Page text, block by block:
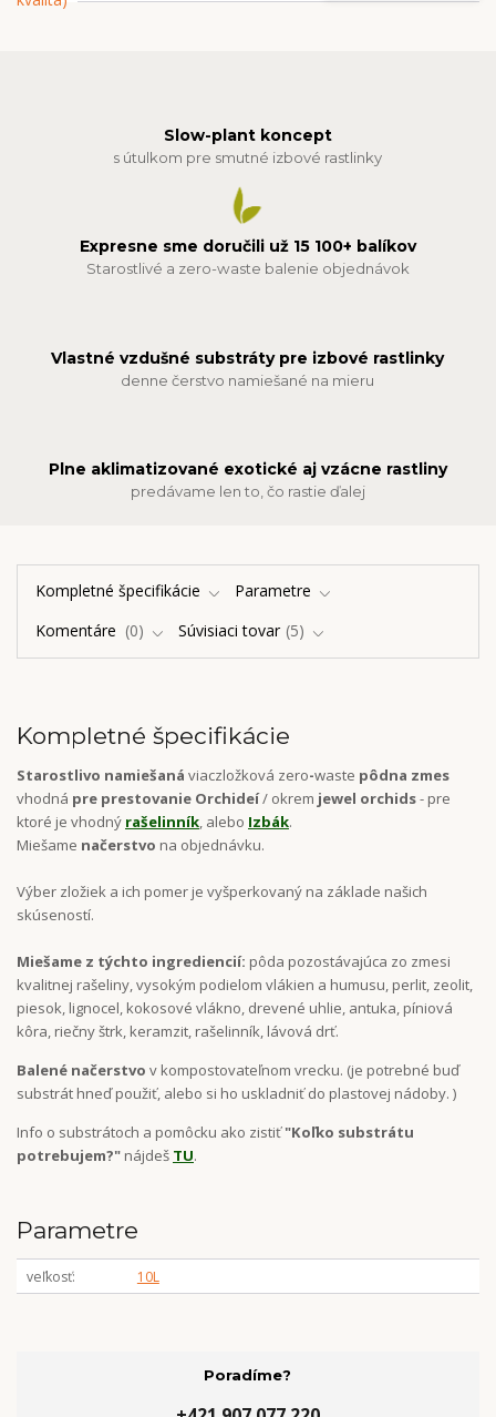
Slow-plant koncept
s útulkom pre smutné izbové rastlinky
Expresne sme doručili už 15 100+ balíkov
Starostlivé a zero-waste balenie objednávok
Vlastné vzdušné substráty pre izbové rastlinky
denne čerstvo namiešané na mieru
Plne aklimatizované exotické aj vzácne rastliny
predávame len to, čo rastie ďalej
Kompletné špecifikácie
Parametre
Komentáre
0 Súvisiaci tovar 5
Kompletné špecifikácie
Starostlivo namiešaná viaczložková zero-waste pôdna zmes
vhodná pre prestovanie Orchideí/ okrem jewel orchids- pre
ktoré je vhodný rašelinník, alebo Izbák.
Miešame načerstvo na objednávku.
Výber zložiek a ich pomer je vyšperkovaný na základe našich
skúseností.
Miešame z týchto ingrediencií: pôda pozostávajúca zo zmesi
kvalitnej rašeliny, vysokým podielom vlákien a humusu, perlit, zeolit,
piesok, lignocel, kokosové vlákno, drevené uhlie, antuka, píniová
kôra, riečny štrk, keramzit, rašelinník, lávová drť.
Balené načerstvo v kompostovateľnom vrecku. (je potrebné buď
substrát hneď použiť, alebo si ho uskladniť do plastovej nádoby. )
Info o substrátoch a pomôcku ako zistiť"Koľko substrátu
potrebujem?" nájdeš TU.
Parametre
veľkosť 10L
Poradíme?